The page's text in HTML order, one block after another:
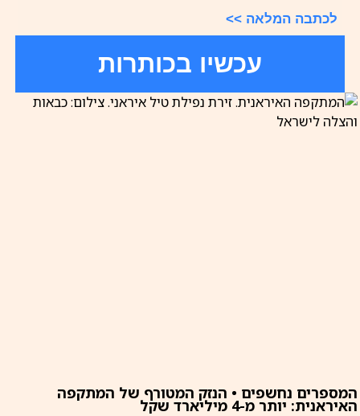
לכתבה המלאה >>
עכשיו בכותרות
המספרים נחשפים • הנזק המטורף של המתקפה
האיראנית: יותר מ-4 מיליארד שקל